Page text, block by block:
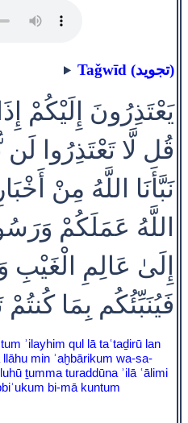
Taǧwīd (تجويد)
يَعْتَذِرُونَ إِلَيْكُمْ
قُل لَّا تَعْتَذِرُوا
نَبَّأَنَا اللَّهُ مِنْ
اللَّهُ عَمَلَكُمْ
إِلَىٰ عَالِمِ الْغَيْبِ
فَيُنَبِّئُكُم بِمَا
ʾilayhim qul lā taʿtaḏirū lan
min ʾaḫbārikum wa-sa-
ṯumma turaddūna ʾilā ʿālimi
bi-mā kuntum